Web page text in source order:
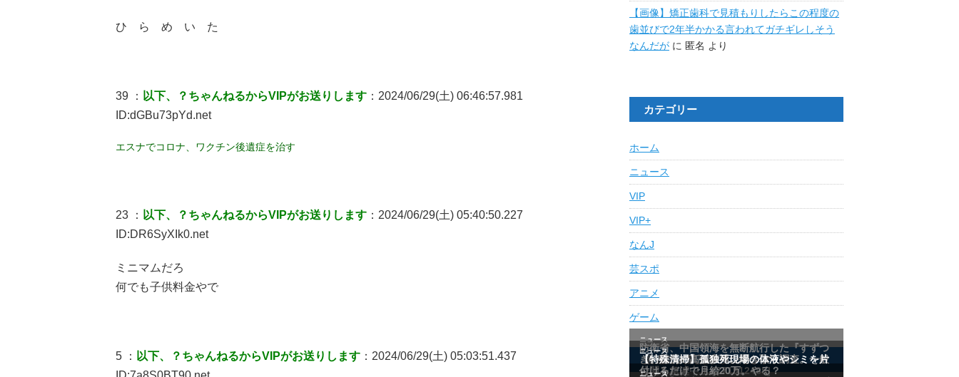
ひ ら め い た
39 ： 以下、？ちゃんねるからVIPがお送りします ：2024/06/29(土) 06:46:57.981
ID:dGBu73pYd.net
エスナでコロナ、ワクチン後遺症を治す
23 ： 以下、？ちゃんねるからVIPがお送りします ：2024/06/29(土) 05:40:50.227
ID:DR6SyXIk0.net
ミニマムだろ
何でも子供料金やで
5 ： 以下、？ちゃんねるからVIPがお送りします ：2024/06/29(土) 05:03:51.437
【画像】矯正歯科で見積もりしたらこの程度の
歯並びで2年半かかる言われてガチギレしそう
なんだが に 匿名 より
カテゴリー
ホーム
ニュース
VIP
VIP+
なんJ
芸スポ
アニメ
ゲーム
最近の人気記事ランキング